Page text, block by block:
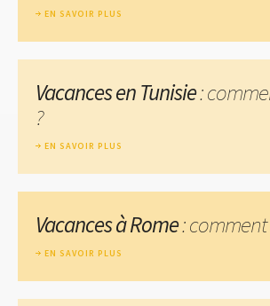
EN SAVOIR PLUS
Vacances en Tunisie:
?
EN SAVOIR PLUS
Vacances à Rome: comment
EN SAVOIR PLUS